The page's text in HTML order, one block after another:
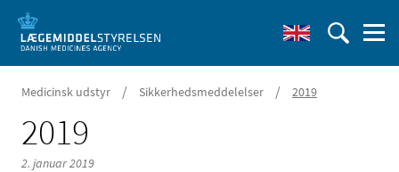
Medicinsk udstyr / Sikkerhedsmeddelelser / 2019
2019
2. januar 2019